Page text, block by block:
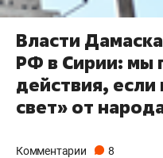
Власти
РФ в Сирии: мы
действия,
свет» от
Комментарии 8